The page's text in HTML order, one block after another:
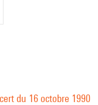
du 16 octobre 1990